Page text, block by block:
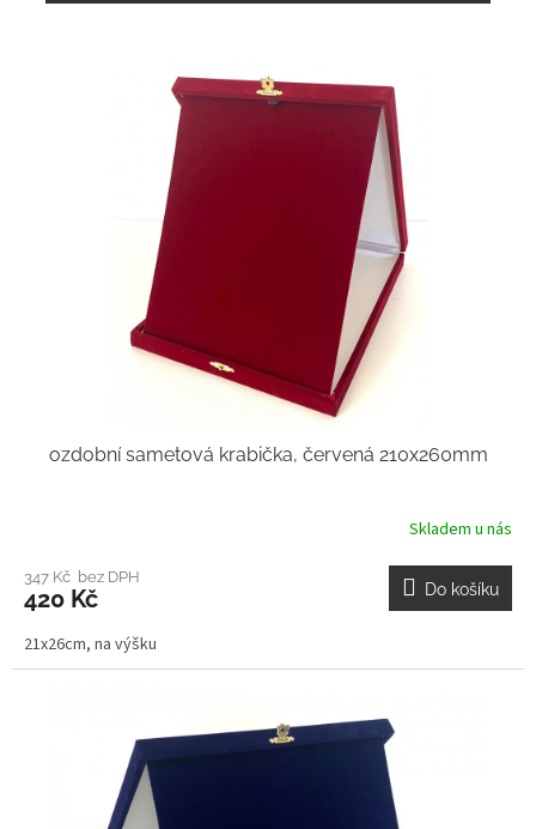
ozdobní sametová krabička, červená 210x260mm
Skladem u nás
347 Kč bez DPH
420 Kč Do košíku
21x26cm, na výšku